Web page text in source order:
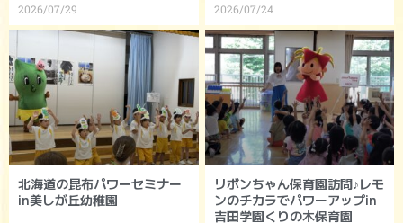
2026/07/29 2026/07/24
北海道の昆布パワーセミナー
in美しが丘幼稚園
リボンちゃん保育園訪問♪レモ
ンのチカラでパワーアップin
吉田学園くりの木保育園